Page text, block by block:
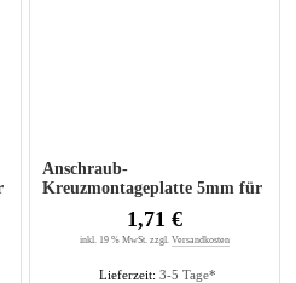
Anschraub-
Kreuzmontageplatte 5mm für
Lieferzeit: 3-5 Tage*
1,71 €
inkl. 19 % MwSt. zzgl. Versandkosten